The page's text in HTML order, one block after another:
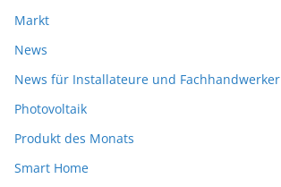
Markt
News
News für Installateure und Fachhandwerker
Photovoltaik
Produkt des Monats
Smart Home